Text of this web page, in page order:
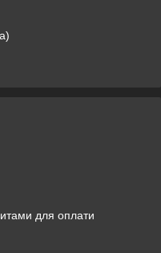
для оплати